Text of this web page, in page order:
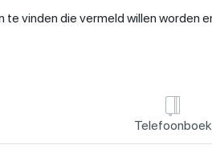
te vinden die vermeld willen worden
Telefoonboek